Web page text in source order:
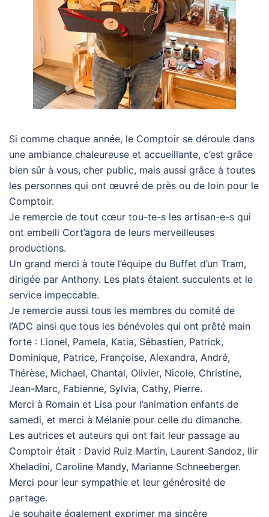
Si comme chaque année, le Comptoir se déroule dans
une ambiance chaleureuse et accueillante, c’est grâce
bien sûr à vous, cher public, mais aussi grâce à toutes
les personnes qui ont œuvré de près ou de loin pour le
Comptoir.
Je remercie de tout cœur tou-te-s les artisan-e-s qui
ont embelli Cort’agora de leurs merveilleuses
productions.
Un grand merci à toute l’équipe du Buffet d’un Tram,
dirigée par Anthony. Les plats étaient succulents et le
service impeccable.
Je remercie aussi tous les membres du comité de
l’ADC ainsi que tous les bénévoles qui ont prêté main
forte : Lionel, Pamela, Katia, Sébastien, Patrick,
Dominique, Patrice, Françoise, Alexandra, André,
Thérèse, Michael, Chantal, Olivier, Nicole, Christine,
Jean-Marc, Fabienne, Sylvia, Cathy, Pierre.
Merci à Romain et Lisa pour l’animation enfants de
samedi, et merci à Mélanie pour celle du dimanche.
Les autrices et auteurs qui ont fait leur passage au
Comptoir était : David Ruiz Martin, Laurent Sandoz, Ilir
Xheladini, Caroline Mandy, Marianne Schneeberger.
Merci pour leur sympathie et leur générosité de
partage.
Je souhaite également exprimer ma sincère